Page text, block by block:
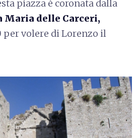
piazza è coronata dalla
Maria delle Carceri,
per volere di Lorenzo il